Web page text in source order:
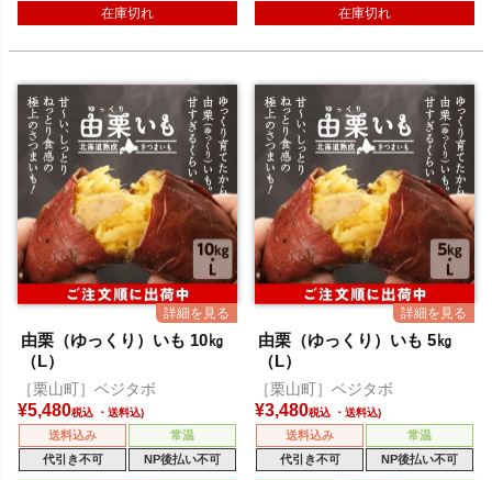
在庫切れ 在庫切れ
由栗（ゆっくり）いも 10㎏
（L）
［栗山町］ベジタボ
¥5,480税込
送料込み
常温
代引き不可
NP後払い不可
由栗（ゆっくり）いも 5㎏
（L）
［栗山町］ベジタボ
¥3,480税込
送料込み
常温
代引き不可
NP後払い不可